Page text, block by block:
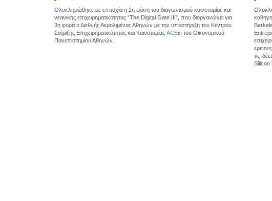
Ολοκληρώθηκε με επιτυχία η 2η φάση του διαγωνισμού καινοτομίας και
νεανικής επιχειρηματικότητας “The Digital Gate ΙΙΙ”, που διοργανώνει για
3η φορά ο Διεθνής Αερολιμένας Αθηνών με την υποστήριξη του Κέντρου
Στήριξης Επιχειρηματικότητας και Καινοτομίας ACEin του Οικονομικού
Πανεπιστημίου Αθηνών.
τις
Silicon